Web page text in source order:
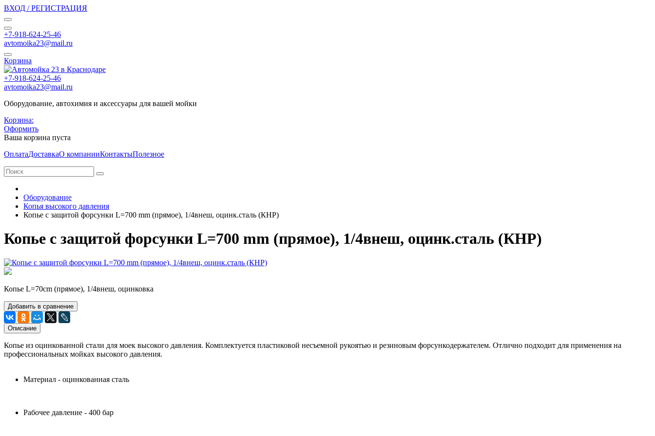
ВХОД / РЕГИСТРАЦИЯ
+7-918-624-25-46
avtomoika23@mail.ru
Корзина
+7-918-624-25-46
avtomoika23@mail.ru
Оборудование, автохимия и аксессуары для вашей мойки
Корзина:
Оформить
Ваша корзина пуста
ОплатаДоставкаО компанииКонтактыПолезное
Оборудование
Копья высокого давления
Копье с защитой форсунки L=700 mm (прямое), 1/4внеш, оцинк.сталь (КНР)
Копье с защитой форсунки L=700 mm (прямое), 1/4внеш, оцинк.сталь (КНР)
Копье L=70сm (прямое), 1/4внеш, оцинковка
Добавить в сравнение
Описание
Копье из оцинкованной стали для моек высокого давления. Комплектуется пластиковой несъемной рукоятью и резиновым форсункодержателем. Отлично подходит для применения на
профессиональных мойках высокого давления.
Материал - оцинкованная сталь
Рабочее давление - 400 бар